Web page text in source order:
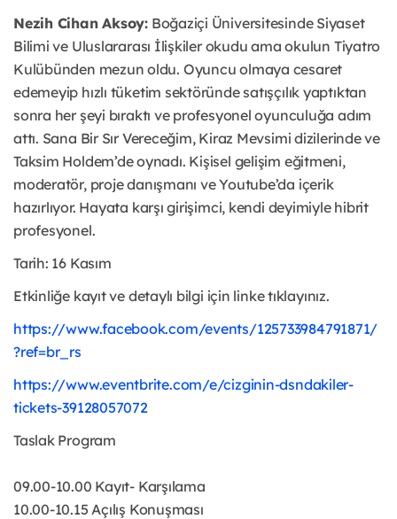
Nezih Cihan Aksoy:Boğaziçi Üniversitesinde Siyaset
Bilimi ve Uluslararası İlişkiler okudu ama okulun Tiyatro
Kulübünden mezun oldu. Oyuncu olmaya cesaret
edemeyip hızlı tüketim sektöründe satışçılık yaptıktan
sonra her şeyi bıraktı ve profesyonel oyunculuğa adım
attı. Sana Bir Sır Vereceğim, Kiraz Mevsimi dizilerinde ve
Taksim Holdem’de oynadı. Kişisel gelişim eğitmeni,
moderatör, proje danışmanı ve Youtube’da içerik
hazırlıyor. Hayata karşı girişimci, kendi deyimiyle hibrit
profesyonel.
Tarih: 16 Kasım
Etkinliğe kayıt ve detaylı bilgi için linke tıklayınız.
https://www.facebook.com/events/125733984791871/
?ref=br_rs
https://www.eventbrite.com/e/cizginin-dsndakiler-
tickets-39128057072
Taslak Program
09.00-10.00 Kayıt- Karşılama
10.00-10.15 Açılış Konuşması